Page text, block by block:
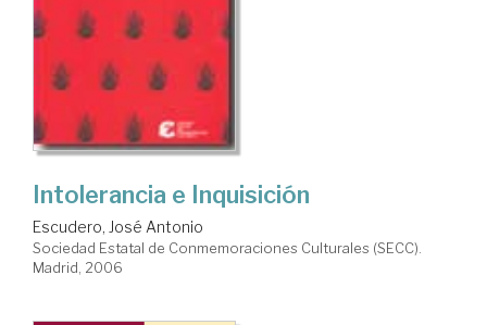
Intolerancia e Inquisición
Escudero, José Antonio
Sociedad Estatal de Conmemoraciones Culturales (SECC).
Madrid, 2006